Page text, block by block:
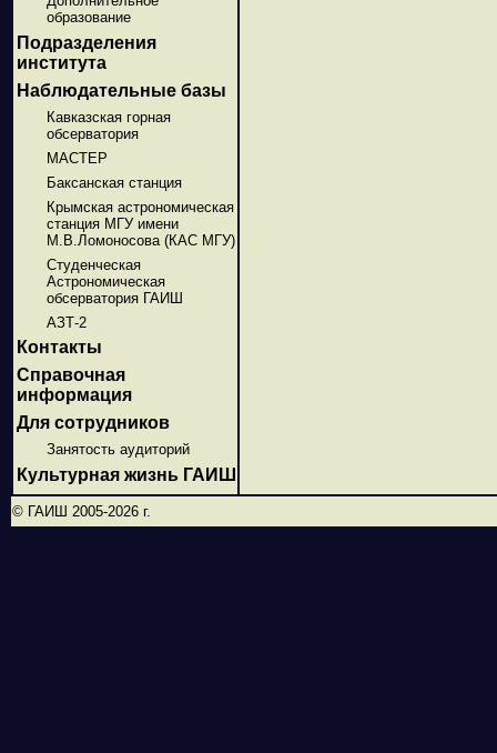
образование
Подразделения
института
Наблюдательные базы
Кавказская горная
обсерватория
МАСТЕР
Баксанская станция
Крымская астрономическая
станция МГУ имени
М.В.Ломоносова (КАС МГУ)
Студенческая
Астрономическая
обсерватория ГАИШ
АЗТ-2
Контакты
Справочная
информация
Для сотрудников
Занятость аудиторий
Культурная жизнь ГАИШ
© ГАИШ 2005-2026 г.